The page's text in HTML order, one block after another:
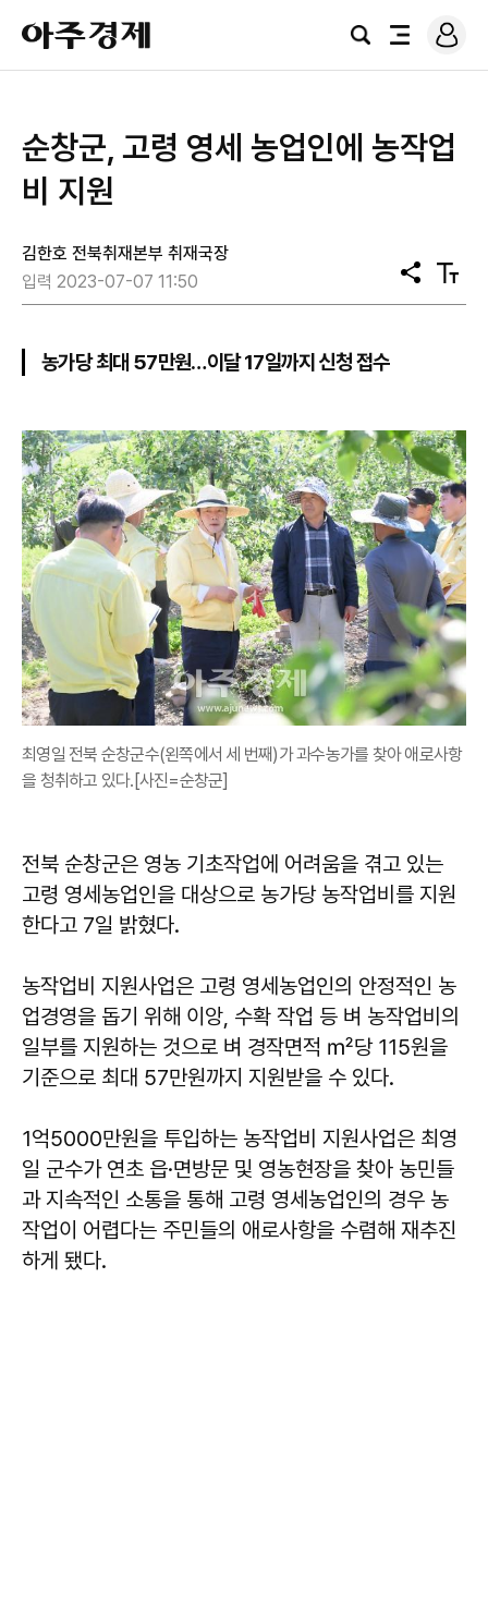
아
주
경
검
전
로
그
순창군, 고령 영세 농업인에 농작업
비 지원
김한호 전북취재본부 취재국장
입력 2023-07-07 11:50
공
유
텍
스
농가당 최대 57만원…이달 17일까지 신청 접수
최영일 전북 순창군수(왼쪽에서 세 번째)가 과수농가를 찾아 애로사항
을 청취하고 있다.[사진=순창군]
전북 순창군은 영농 기초작업에 어려움을 겪고 있는
고령 영세농업인을 대상으로 농가당 농작업비를 지원
한다고 7일 밝혔다.
농작업비 지원사업은 고령 영세농업인의 안정적인 농
업경영을 돕기 위해 이앙, 수확 작업 등 벼 농작업비의
일부를 지원하는 것으로 벼 경작면적 ㎡당 115원을
기준으로 최대 57만원까지 지원받을 수 있다.
1억5000만원을 투입하는 농작업비 지원사업은 최영
일 군수가 연초 읍·면방문 및 영농현장을 찾아 농민들
과 지속적인 소통을 통해 고령 영세농업인의 경우 농
작업이 어렵다는 주민들의 애로사항을 수렴해 재추진
하게 됐다.